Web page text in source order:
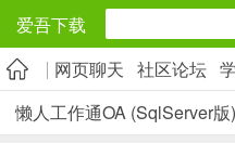
爱吾下载
安卓应用
网页聊天 社区论坛
懒人工作通OA (SqlServer版)